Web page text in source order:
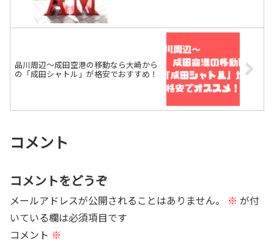
品川周辺～成田空港の移動なら大崎から
の「成田シャトル」が格安でおすすめ！
コメント
コメントをどうぞ
メールアドレスが公開されることはありません。 ※ が付
いている欄は必須項目です
コメント ※